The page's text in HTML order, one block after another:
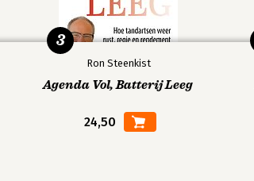
Ron Steenkist
Agenda Vol, Batterij Leeg
24,50
3